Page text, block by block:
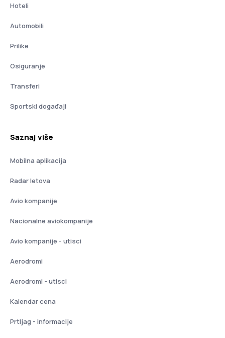
Hoteli
Automobili
Prilike
Osiguranje
Transferi
Sportski događaji
Saznaj više
Mobilna aplikacija
Radar letova
Avio kompanije
Nacionalne aviokompanije
Avio kompanije - utisci
Aerodromi
Aerodromi - utisci
Kalendar cena
Prtljag - informacije